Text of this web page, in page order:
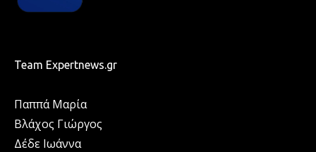
Team Expertnews.gr
Παππά Μαρία
Βλάχος Γιώργος
Δέδε Ιωάννα